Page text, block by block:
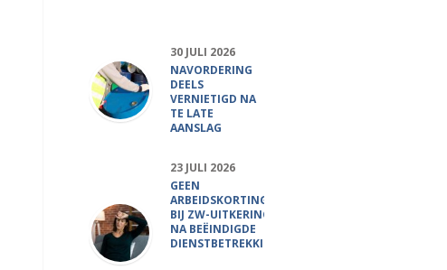
30 JULI 2026
NAVORDERING
DEELS
VERNIETIGD NA
TE LATE
AANSLAG
23 JULI 2026
GEEN
ARBEIDSKORTING
BIJ ZW-UITKERING
NA BEËINDIGDE
DIENSTBETREKKING